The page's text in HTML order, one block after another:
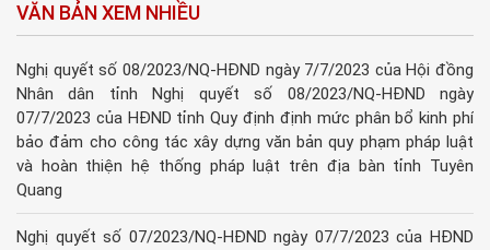
VĂN BẢN XEM NHIỀU
Nghị quyết số 08/2023/NQ-HĐND ngày 7/7/2023 của Hội đồng
Nhân dân tỉnh Nghị quyết số 08/2023/NQ-HĐND ngày
07/7/2023 của HĐND tỉnh Quy định định mức phân bổ kinh phí
bảo đảm cho công tác xây dựng văn bản quy phạm pháp luật
và hoàn thiện hệ thống pháp luật trên địa bàn tỉnh Tuyên
Quang
Nghị quyết số 07/2023/NQ-HĐND ngày 07/7/2023 của HĐND